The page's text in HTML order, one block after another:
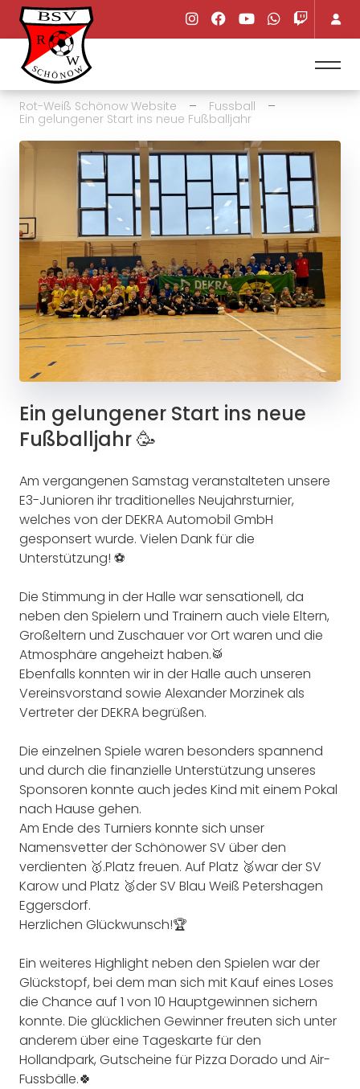
Rot-Weiß Schönow Website
Fussball
Ein gelungener Start ins neue Fußballjahr
Ein gelungener Start ins neue
Fußballjahr 🥳
Am vergangenen Samstag veranstalteten unsere
E3-Junioren ihr traditionelles Neujahrsturnier,
welches von der DEKRA Automobil GmbH
gesponsert wurde. Vielen Dank für die
Unterstützung! ⚽️
Die Stimmung in der Halle war sensationell, da
neben den Spielern und Trainern auch viele Eltern,
Großeltern und Zuschauer vor Ort waren und die
Atmosphäre angeheizt haben.🥁
Ebenfalls konnten wir in der Halle auch unseren
Vereinsvorstand sowie Alexander Morzinek als
Vertreter der DEKRA begrüßen.
Die einzelnen Spiele waren besonders spannend
und durch die finanzielle Unterstützung unseres
Sponsoren konnte auch jedes Kind mit einem Pokal
nach Hause gehen.
Am Ende des Turniers konnte sich unser
Namensvetter der Schönower SV über den
verdienten 🥇.Platz freuen. Auf Platz 🥈war der SV
Karow und Platz 🥉der SV Blau Weiß Petershagen
Eggersdorf.
Herzlichen Glückwunsch!🏆
Ein weiteres Highlight neben den Spielen war der
Glückstopf, bei dem man sich mit Kauf eines Loses
die Chance auf 1 von 10 Hauptgewinnen sichern
konnte. Die glücklichen Gewinner freuten sich unter
anderem über eine Tageskarte für den
Hollandpark, Gutscheine für Pizza Dorado und Air-
Fussbälle.🍀